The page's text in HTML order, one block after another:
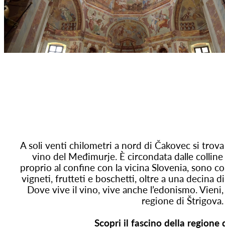
A soli venti chilometri a nord di Čakovec si
vino del Međimurje. È circondata dalle
proprio al confine con la vicina Slovenia, sono
vigneti, frutteti e boschetti, oltre a una decina
Dove vive il vino, vive anche l’edonismo.
regione di Štrigova.
Scopri il fascino della regione